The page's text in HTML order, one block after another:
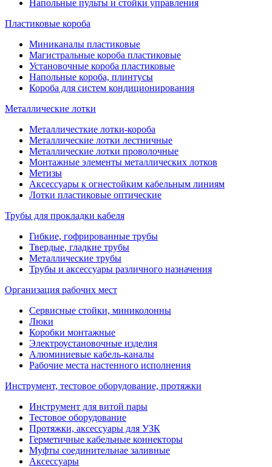
Напольные пульты и стойки управления
Пластиковые короба
Миниканалы пластиковые
Магистральные короба пластиковые
Установочные короба пластиковые
Напольные короба, плинтусы
Короба для систем кондиционирования
Металлические лотки
Металличесткие лотки-короба
Металлические лотки лестничные
Металлические лотки проволочные
Монтажные элементы металлических лотков
Метизы
Аксессуары к огнестойким кабельным линиям
Лотки пластиковые оптические
Трубы для прокладки кабеля
Гибкие, гофрированные трубы
Твердые, гладкие трубы
Металлические трубы
Трубы и аксессуары различного назначения
Организация рабочих мест
Сервисные стойки, миниколонны
Люки
Коробки монтажные
Электроустановочные изделия
Алюминиевые кабель-каналы
Рабочие места настенного исполнения
Инструмент, тестовое оборудование, протяжки
Инструмент для витой пары
Тестовое оборудование
Протяжки, аксессуары для УЗК
Герметичные кабельные коннекторы
Муфты соединительнае заливные
Аксессуары